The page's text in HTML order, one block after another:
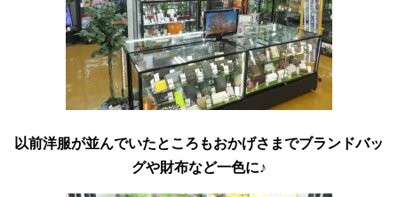
以前洋服が並んでいたところもおかげさまでブランドバッ
グや財布など一色に♪